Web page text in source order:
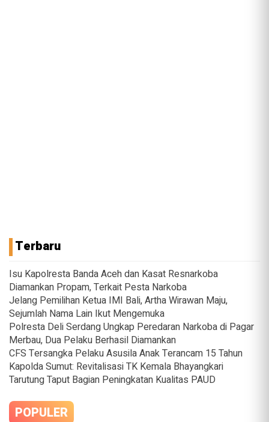
Terbaru
Isu Kapolresta Banda Aceh dan Kasat Resnarkoba
Diamankan Propam, Terkait Pesta Narkoba
Jelang Pemilihan Ketua IMI Bali, Artha Wirawan Maju,
Sejumlah Nama Lain Ikut Mengemuka
Polresta Deli Serdang Ungkap Peredaran Narkoba di Pagar
Merbau, Dua Pelaku Berhasil Diamankan
CFS Tersangka Pelaku Asusila Anak Terancam 15 Tahun
Kapolda Sumut: Revitalisasi TK Kemala Bhayangkari
Tarutung Taput Bagian Peningkatan Kualitas PAUD
POPULER